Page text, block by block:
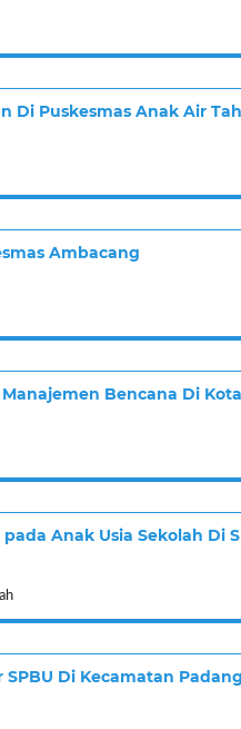
Di Puskesmas Anak Air
Ambacang
Bencana Di
Anak Usia Sekolah Di
Di Kecamatan